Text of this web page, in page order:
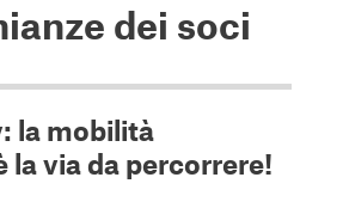
dei soci
la mobilità
la via da percorrere!